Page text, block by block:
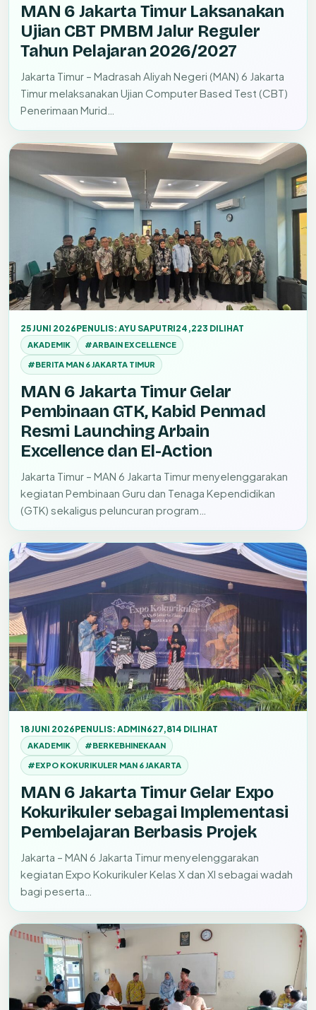
MAN 6 Jakarta Timur Laksanakan
Ujian CBT PMBM Jalur Reguler
Tahun Pelajaran 2026/2027
Jakarta Timur – Madrasah Aliyah Negeri (MAN) 6 Jakarta
Timur melaksanakan Ujian Computer Based Test (CBT)
Penerimaan Murid…
25 JUNI 2026PENULIS: AYU SAPUTRI24,223 DILIHAT
AKADEMIK #ARBAIN EXCELLENCE
#BERITA MAN 6 JAKARTA TIMUR
MAN 6 Jakarta Timur Gelar
Pembinaan GTK, Kabid Penmad
Resmi Launching Arbain
Excellence dan El-Action
Jakarta Timur – MAN 6 Jakarta Timur menyelenggarakan
kegiatan Pembinaan Guru dan Tenaga Kependidikan
(GTK) sekaligus peluncuran program…
18 JUNI 2026PENULIS: ADMIN627,814 DILIHAT
AKADEMIK #BERKEBHINEKAAN
#EXPO KOKURIKULER MAN 6 JAKARTA
MAN 6 Jakarta Timur Gelar Expo
Kokurikuler sebagai Implementasi
Pembelajaran Berbasis Projek
Jakarta – MAN 6 Jakarta Timur menyelenggarakan
kegiatan Expo Kokurikuler Kelas X dan XI sebagai wadah
bagi peserta…